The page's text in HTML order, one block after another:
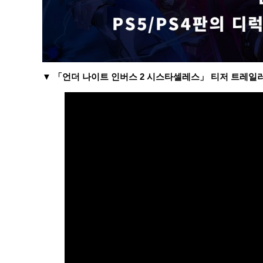
▼ 「언더 나이트 인버스 2 시스타셀레스」 티저 트레일